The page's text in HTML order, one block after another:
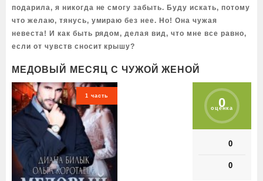
подарила, я никогда не смогу забыть. Буду искать, потому
что желаю, тянусь, умираю без нее. Но! Она чужая
невеста! И как быть рядом, делая вид, что мне все равно,
если от чувств сносит крышу?
МЕДОВЫЙ МЕСЯЦ С ЧУЖОЙ ЖЕНОЙ
1 часть 0
оценка
0
0